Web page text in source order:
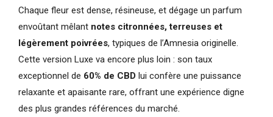
Chaque fleur est dense, résineuse, et dégage un parfum
envoûtant mêlant notes citronnées, terreuses et
légèrement poivrées, typiques de l’Amnesia originelle.
Cette version Luxe va encore plus loin : son taux
exceptionnel de 60% de CBD lui confère une puissance
relaxante et apaisante rare, offrant une expérience digne
des plus grandes références du marché.